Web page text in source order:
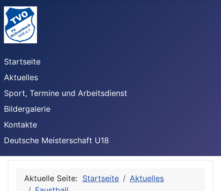
Startseite
Aktuelles
Sport, Termine und Arbeitsdienst
Bildergalerie
Kontakte
Deutsche Meisterschaft U18
Aktuelle Seite: Startseite
Aktuelles